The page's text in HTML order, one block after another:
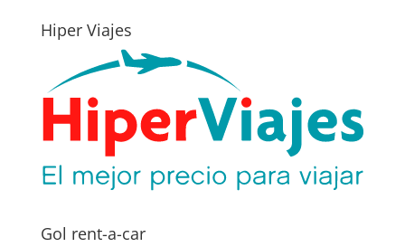
Hiper Viajes
Gol rent-a-car